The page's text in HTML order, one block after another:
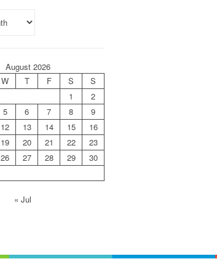
August 2026
W T F S
S
1
2
5 6 7 8
9
12 13 14 15
16
19 20 21 22
23
26 27 28 29
30
« Jul